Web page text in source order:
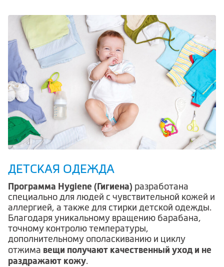
ДЕТСКАЯ ОДЕЖДА
Программа Hygiene (Гигиена) разработана
специально для людей с чувствительной кожей и
аллергией, а также для стирки детской одежды.
Благодаря уникальному вращению барабана,
точному контролю температуры,
дополнительному ополаскиванию и циклу
отжима вещи получают качественный уход и не
раздражают кожу.